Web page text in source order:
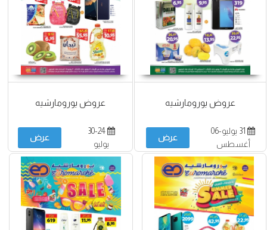
عروض يورومارشيه
31 يوليو-06
أغسطس
عرض
عروض يورومارشيه
30-24
يوليو
عرض